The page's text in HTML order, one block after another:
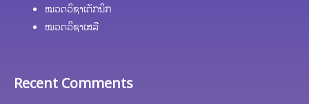
ໝວດວິຊາເຕັກນິກ
ໝວດວິຊາເສລີ
Recent Comments